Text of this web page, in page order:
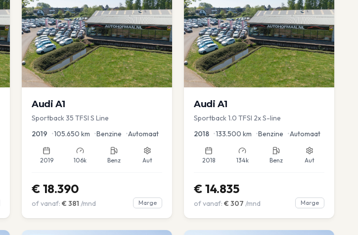
Audi A1
Sportback 35 TFSI S Line
2019 •105.650 km •Benzine •Automaat
2019 106k Benz Aut
€ 18.390
of vanaf: € 381 /mnd Marge
Audi A1
Sportback 1.0 TFSI 2x S-line
2018 •133.500 km •Benzine •Automaat
2018 134k Benz Aut
€ 14.835
of vanaf: € 307 /mnd Marge